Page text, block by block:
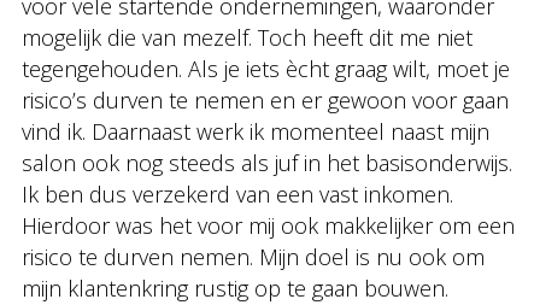
voor vele startende ondernemingen, waaronder
mogelijk die van mezelf. Toch heeft dit me niet
tegengehouden. Als je iets ècht graag wilt, moet je
risico’s durven te nemen en er gewoon voor gaan
vind ik. Daarnaast werk ik momenteel naast mijn
salon ook nog steeds als juf in het basisonderwijs.
Ik ben dus verzekerd van een vast inkomen.
Hierdoor was het voor mij ook makkelijker om een
risico te durven nemen. Mijn doel is nu ook om
mijn klantenkring rustig op te gaan bouwen.